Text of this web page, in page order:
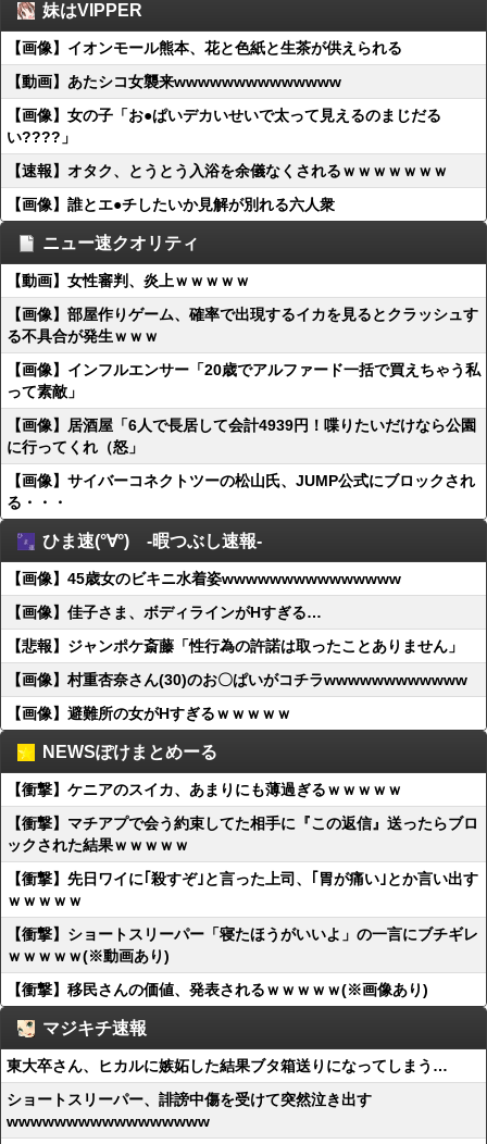
妹はVIPPER
【画像】イオンモール熊本、花と色紙と生茶が供えられる
【動画】あたシコ女襲来wwwwwwwwwwwwww
【画像】女の子「お●ぱいデカいせいで太って見えるのまじだる
い????」
【速報】オタク、とうとう入浴を余儀なくされるｗｗｗｗｗｗｗ
【画像】誰とエ●チしたいか見解が別れる六人衆
ニュー速クオリティ
【動画】女性審判、炎上ｗｗｗｗｗ
【画像】部屋作りゲーム、確率で出現するイカを見るとクラッシュす
る不具合が発生ｗｗｗ
【画像】インフルエンサー「20歳でアルファード一括で買えちゃう私
って素敵」
【画像】居酒屋「6人で長居して会計4939円！喋りたいだけなら公園
に行ってくれ（怒」
【画像】サイバーコネクトツーの松山氏、JUMP公式にブロックされ
る・・・
ひま速(°∀°) -暇つぶし速報-
【画像】45歳女のビキニ水着姿wwwwwwwwwwwwwww
【画像】佳子さま、ボディラインがHすぎる…
【悲報】ジャンポケ斎藤「性行為の許諾は取ったことありません」
【画像】村重杏奈さん(30)のお〇ぱいがコチラwwwwwwwwwwww
【画像】避難所の女がHすぎるｗｗｗｗｗ
NEWSぽけまとめーる
【衝撃】ケニアのスイカ、あまりにも薄過ぎるｗｗｗｗｗ
【衝撃】マチアプで会う約束してた相手に『この返信』送ったらブロ
ックされた結果ｗｗｗｗｗ
【衝撃】先日ワイに｢殺すぞ｣と言った上司、｢胃が痛い｣とか言い出す
ｗｗｗｗｗ
【衝撃】ショートスリーパー「寝たほうがいいよ」の一言にブチギレ
ｗｗｗｗｗ(※動画あり)
【衝撃】移民さんの価値、発表されるｗｗｗｗｗ(※画像あり)
マジキチ速報
東大卒さん、ヒカルに嫉妬した結果ブタ箱送りになってしまう…
ショートスリーパー、誹謗中傷を受けて突然泣き出す
wwwwwwwwwwwwwwwww